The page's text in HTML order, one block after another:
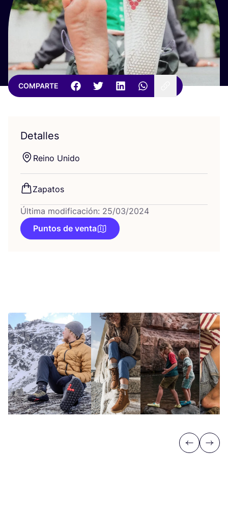
COMPARTE
Detalles
Rei­no Unido
Zapa­tos
Última modificación: 25/03/2024
Puntos de venta
Previous
Next